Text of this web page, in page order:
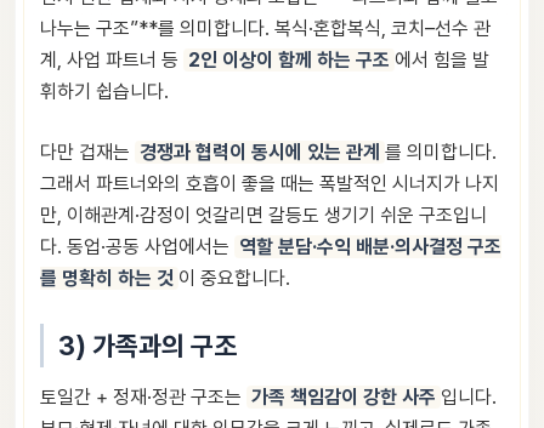
나누는 구조”**를 의미합니다. 복식·혼합복식, 코치–선수 관
계, 사업 파트너 등 2인 이상이 함께 하는 구조 에서 힘을 발
휘하기 쉽습니다.
다만 겁재는 경쟁과 협력이 동시에 있는 관계 를 의미합니다.
그래서 파트너와의 호흡이 좋을 때는 폭발적인 시너지가 나지
만, 이해관계·감정이 엇갈리면 갈등도 생기기 쉬운 구조입니
다. 동업·공동 사업에서는 역할 분담·수익 배분·의사결정 구조
를 명확히 하는 것 이 중요합니다.
3) 가족과의 구조
토일간 + 정재·정관 구조는 가족 책임감이 강한 사주 입니다.